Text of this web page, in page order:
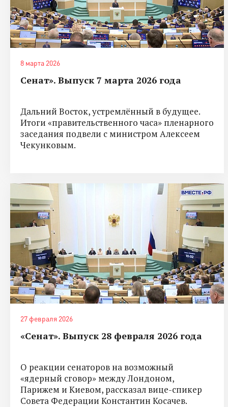
8 марта 2026
Сенат». Выпуск 7 марта 2026 года
Дальний Восток, устремлённый в будущее.
Итоги «правительственного часа» пленарного
заседания подвели с министром Алексеем
Чекунковым.
27 февраля 2026
«Сенат». Выпуск 28 февраля 2026 года
О реакции сенаторов на возможный
«ядерный сговор» между Лондоном,
Парижем и Киевом, рассказал вице-спикер
Совета Федерации Константин Косачев.